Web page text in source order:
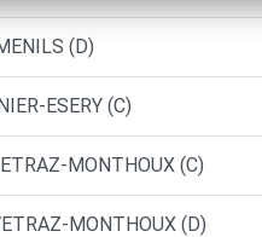
(D)
ESERY (C)
MONTHOUX (C)
MONTHOUX (D)